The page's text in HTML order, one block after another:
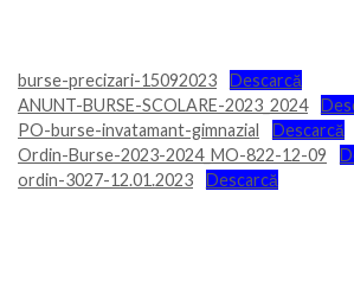
burse-precizari-15092023
Descarcă
ANUNT-BURSE-SCOLARE-2023_2024
PO-burse-invatamant-gimnazial
Descarcă
Ordin-Burse-2023-2024_MO-822-12-09
ordin-3027-12.01.2023
Descarcă